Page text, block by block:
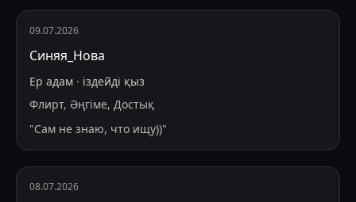
09.07.2026
Синяя_Нова
Ер адам · іздейді қыз
Флирт, Әңгіме, Достық
"Сам не знаю, что ищу))"
08.07.2026